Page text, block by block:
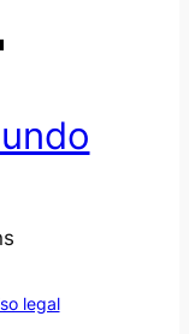
legal